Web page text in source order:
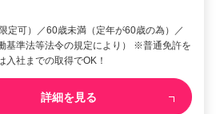
定可）／60歳未満（定年が60歳の為）／
基準法等法令の規定により） ※普通免許を
入社までの取得でOK！
詳細を見る